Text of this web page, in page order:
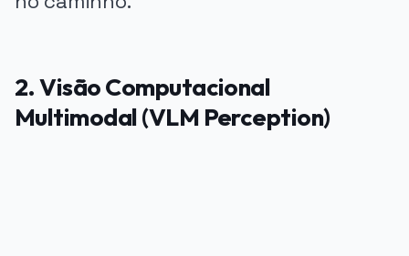
2. Visão Computacional
Multimodal (VLM Perception)